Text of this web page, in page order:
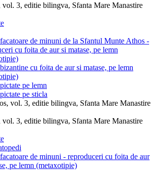
vol. 3, editie bilingva, Sfanta Mare Manastire
de minuni de la Sfantul Munte Athos -
cu foita de aur si matase, pe lemn
cu foita de aur si matase, pe lemn
pe lemn
pe sticla
vol. 3, editie bilingva, Sfanta Mare Manastire
de minuni - reproduceri cu foita de aur
pe lemn (metaxotipie)